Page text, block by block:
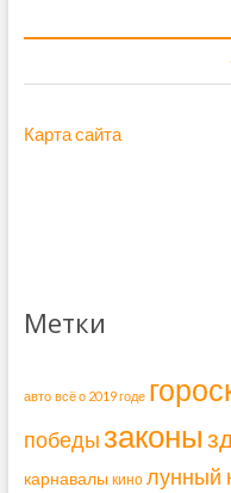
Карта сайта
Метки
авто всё о 2019 годе
победызаконы
карнавалы кино лунный